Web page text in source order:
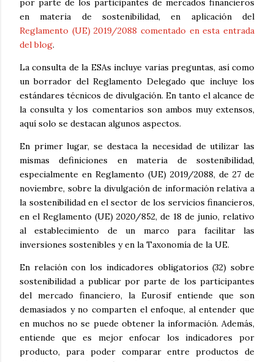
por parte de los participantes de mercados financieros
en materia de sostenibilidad, en aplicación del
Reglamento (UE) 2019/2088 comentado en esta entrada
del blog.
La consulta de la ESAs incluye varias preguntas, así como
un borrador del Reglamento Delegado que incluye los
estándares técnicos de divulgación. En tanto el alcance de
la consulta y los comentarios son ambos muy extensos,
aquí solo se destacan algunos aspectos.
En primer lugar, se destaca la necesidad de utilizar las
mismas definiciones en materia de sostenibilidad,
especialmente en Reglamento (UE) 2019/2088, de 27 de
noviembre, sobre la divulgación de información relativa a
la sostenibilidad en el sector de los servicios financieros,
en el Reglamento (UE) 2020/852, de 18 de junio, relativo
al establecimiento de un marco para facilitar las
inversiones sostenibles y en la Taxonomía de la UE.
En relación con los indicadores obligatorios (32) sobre
sostenibilidad a publicar por parte de los participantes
del mercado financiero, la Eurosif entiende que son
demasiados y no comparten el enfoque, al entender que
en muchos no se puede obtener la información. Además,
entiende que es mejor enfocar los indicadores por
producto, para poder comparar entre productos de